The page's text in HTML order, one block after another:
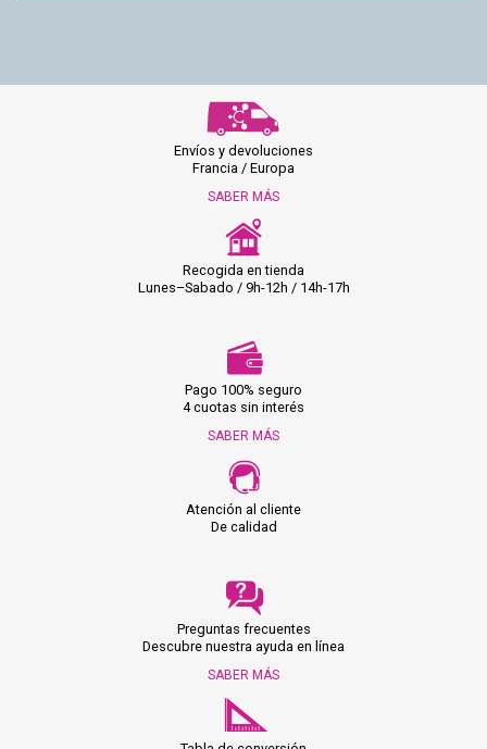
Envíos y devoluciones
Francia / Europa
SABER MÁS
Recogida en tienda
Lunes–Sabado / 9h-12h / 14h-17h
Pago 100% seguro
4 cuotas sin interés
SABER MÁS
Atención al cliente
De calidad
Preguntas frecuentes
Descubre nuestra ayuda en línea
SABER MÁS